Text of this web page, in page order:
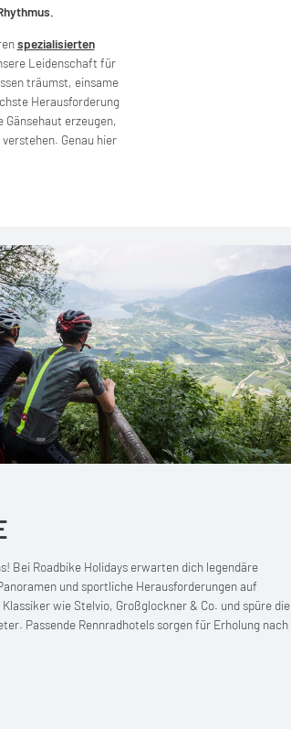
spezialisierten
Leidenschaft für
träumst, einsame
Herausforderung
Gänsehaut erzeugen,
Genau hier
Bei Roadbike Holidays erwarten dich legendäre
und sportliche Herausforderungen auf
wie Stelvio, Großglockner & Co. und spüre die
Passende Rennradhotels sorgen für Erholung nach